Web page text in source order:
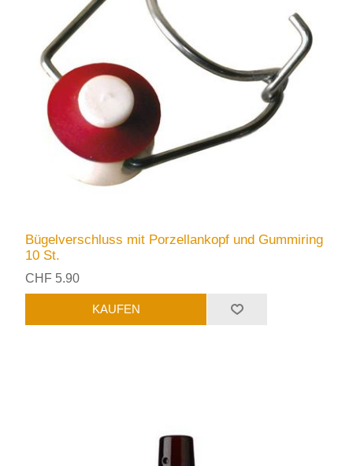
Bügelverschluss mit Porzellankopf und Gummiring
10 St.
CHF 5.90